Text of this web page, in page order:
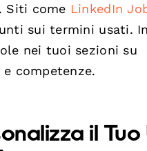
Siti come LinkedIn
sui termini usati.
nei tuoi sezioni su
e competenze.
il Tuo